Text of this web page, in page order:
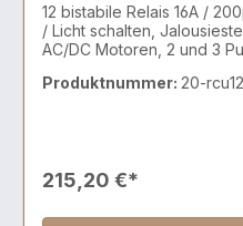
12 bistabile Relais 16A /
/ Licht schalten,
AC/DC Motoren, 2 und 3
Produktnummer: 20-
215,20 €*